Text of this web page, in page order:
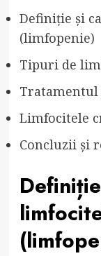
Definiție și
(limfopenie)
Tipuri de
Limfocitele
Concluzii și